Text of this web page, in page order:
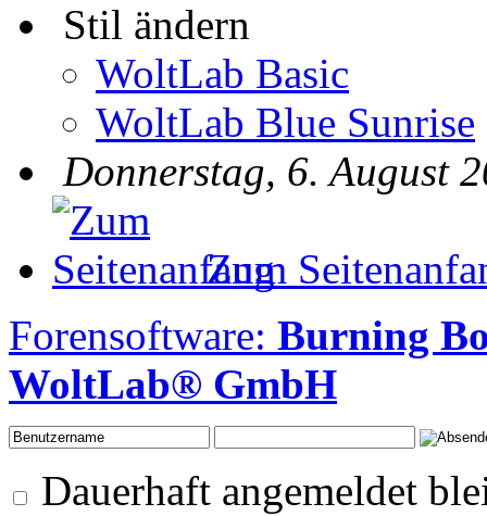
Stil ändern
WoltLab Basic
WoltLab Blue Sunrise
Donnerstag, 6. August
Zum
Forensoftware: Burning
WoltLab® GmbH
Dauerhaft angemeldet